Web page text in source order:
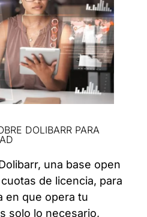
DOLIBARR PARA
una base open
de licencia, para
en que opera tu
solo lo necesario,